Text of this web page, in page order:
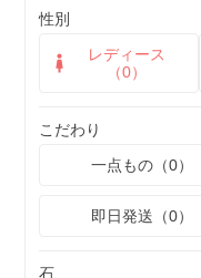
性別
レディース
（0）
こだわり
一点もの（0）
即日発送（0）
石